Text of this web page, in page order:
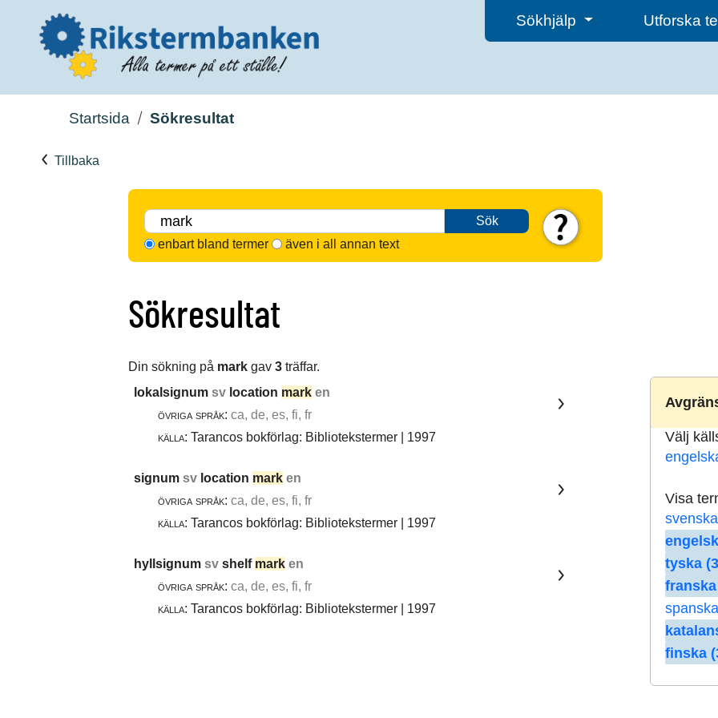
Sökhjälp Utforska
Startsida Sökresultat
Tillbaka
Sök
enbart bland termer
även i all annan text
Sökresultat
Din sökning på mark gav 3 träffar.
Välj
Visa
tyska
franska
finska
lokalsignum sv location mark en
övriga språk: ca, de, es, fi, fr
källa: Tarancos bokförlag: Bibliotekstermer | 1997
signum sv location mark en
övriga språk: ca, de, es, fi, fr
källa: Tarancos bokförlag: Bibliotekstermer | 1997
hyllsignum sv shelf mark en
övriga språk: ca, de, es, fi, fr
källa: Tarancos bokförlag: Bibliotekstermer | 1997